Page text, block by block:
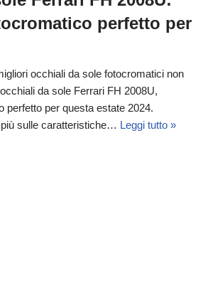
perfetto per
occhiali da sole fotocromatici non
da sole Ferrari FH 2008U,
perfetto per questa estate 2024.
sulle caratteristiche… Leggi tutto »